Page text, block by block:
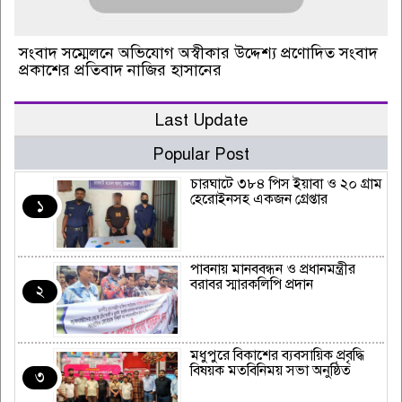
সংবাদ সম্মেলনে অভিযোগ অস্বীকার উদ্দেশ্য প্রণোদিত সংবাদ
প্রকাশের প্রতিবাদ নাজির হাসানের
Last Update
Popular Post
১
চারঘাটে ৩৮৪ পিস ইয়াবা ও ২০ গ্রাম
হেরোইনসহ একজন গ্রেপ্তার
২
পাবনায় মানববন্ধন ও প্রধানমন্ত্রীর
বরাবর স্মারকলিপি প্রদান
৩
মধুপুরে বিকাশের ব্যবসায়িক প্রবৃদ্ধি
বিষয়ক মতবিনিময় সভা অনুষ্ঠিত